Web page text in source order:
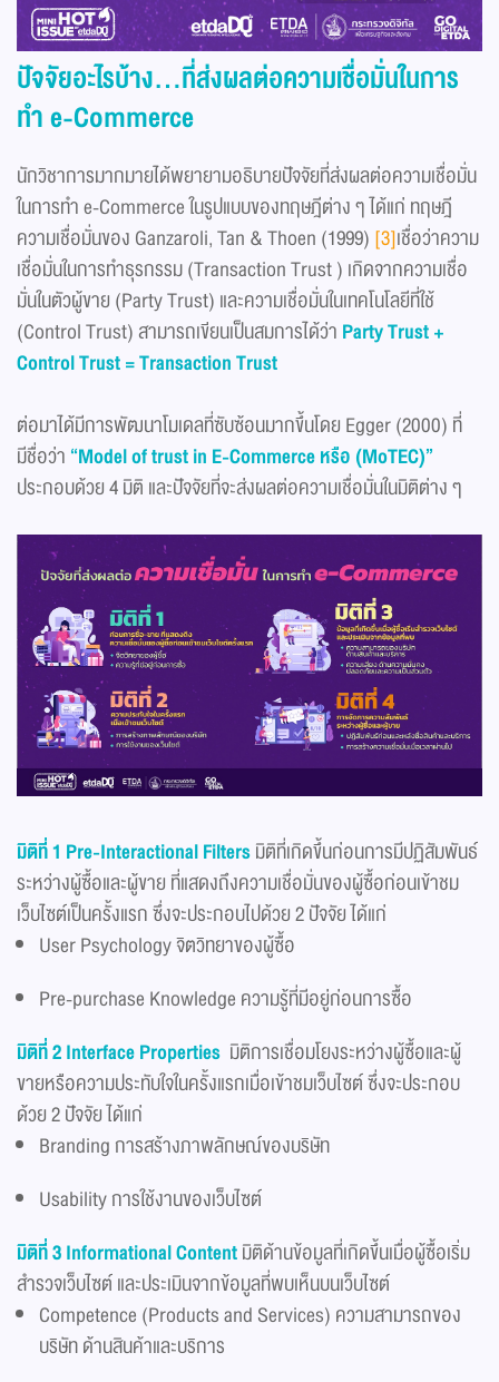
ปัจจัยอะไรบ้าง...ที่ส่งผลต่อความเชื่อมั่นในการ
ทำe-Commerce
นักวิชาการมากมายได้พยายามอธิบายปัจจัยที่ส่งผลต่อความเชื่อมั่น
ในการทำ e-Commerce ในรูปแบบของทฤษฎีต่าง ๆ ได้แก่ ทฤษฎี
ความเชื่อมั่นของ Ganzaroli, Tan & Thoen (1999) [3]เชื่อว่าความ
เชื่อมั่นในการทำธุรกรรม (Transaction Trust ) เกิดจากความเชื่อ
มั่นในตัวผู้ขาย (Party Trust) และความเชื่อมั่นในเทคโนโลยีที่ใช้
(Control Trust) สามารถเขียนเป็นสมการได้ว่า Party Trust +
Control Trust = Transaction Trust
ต่อมาได้มีการพัฒนาโมเดลที่ซับซ้อนมากขึ้นโดย Egger (2000) ที่
มีชื่อว่า “Model of trust in E-Commerceหรือ (MoTEC)”
ประกอบด้วย 4 มิติ และปัจจัยที่จะส่งผลต่อความเชื่อมั่นในมิติต่าง ๆ
มิติที่1 Pre-Interactional Filtersมิติที่เกิดขึ้นก่อนการมีปฏิสัมพันธ์
ระหว่างผู้ซื้อและผู้ขาย ที่แสดงถึงความเชื่อมั่นของผู้ซื้อก่อนเข้าชม
เว็บไซต์เป็นครั้งแรก ซึ่งจะประกอบไปด้วย 2 ปัจจัย ได้แก่
User Psychology จิตวิทยาของผู้ซื้อ
Pre-purchase Knowledge ความรู้ที่มีอยู่ก่อนการซื้อ
มิติที่2 Interface Properties มิติการเชื่อมโยงระหว่างผู้ซื้อและผู้
ขายหรือความประทับใจในครั้งแรกเมื่อเข้าชมเว็บไซต์ ซึ่งจะประกอบ
ด้วย 2 ปัจจัย ได้แก่
Branding การสร้างภาพลักษณ์ของบริษัท
Usability การใช้งานของเว็บไซต์
มิติที่3 Informational Contentมิติด้านข้อมูลที่เกิดขึ้นเมื่อผู้ซื้อเริ่ม
สำรวจเว็บไซต์ และประเมินจากข้อมูลที่พบเห็นบนเว็บไซต์
Competence (Products and Services) ความสามารถของ
บริษัท ด้านสินค้าและบริการ